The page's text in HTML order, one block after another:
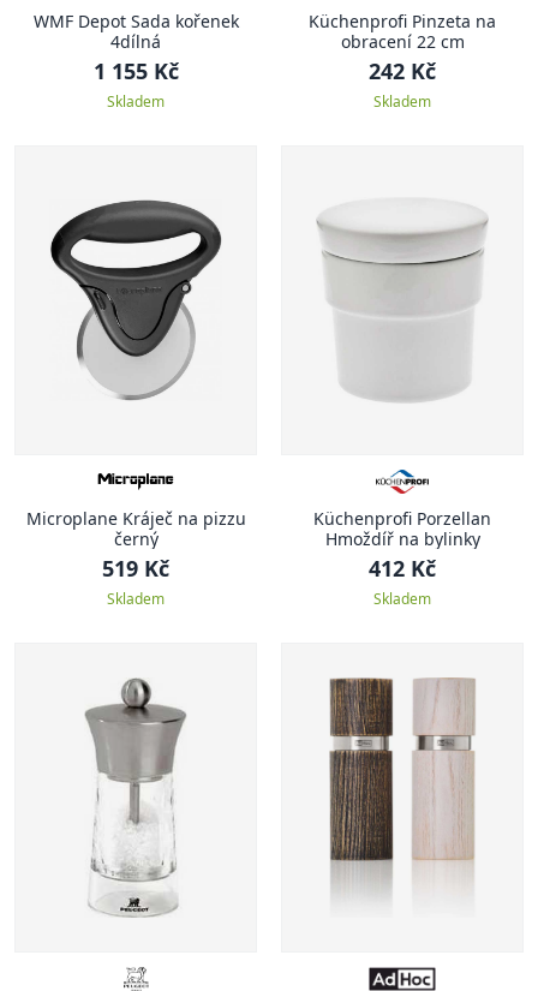
WMF Depot Sada kořenek
4dílná
1 155 Kč
Skladem
Küchenprofi Pinzeta na
obracení 22 cm
242 Kč
Skladem
Microplane Kráječ na pizzu
černý
519 Kč
Skladem
Küchenprofi Porzellan
Hmoždíř na bylinky
412 Kč
Skladem